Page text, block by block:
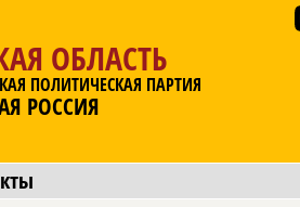
ОБЛАСТЬ
ПОЛИТИЧЕСКАЯ ПАРТИЯ
РОССИЯ